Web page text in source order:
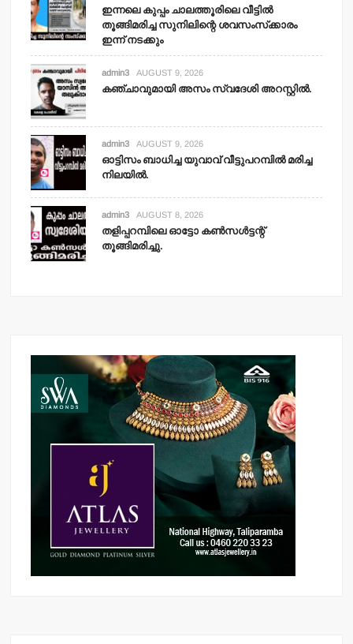
ഇന്നലെ കുപ്പം ചാലത്തൂരിലെ വീട്ടില്‍
തൂങ്ങിമരിച്ച സുനിലിന്റെ ശവസംസ്‌ക്കാരം
ഇന്ന് നടക്കും
admin3 AUGUST 9, 2026
കഞ്ചാവുമായി അസം സ്വദേശി അറസ്റ്റില്‍.
admin3 AUGUST 9, 2026
ഓട്ടിസം ബാധിച്ച യുവാവ് വീട്ടുപറമ്പില്‍ മരിച്ച
നിലയില്‍.
admin3 AUGUST 8, 2026
തളിപ്പറമ്പിലെ ഓട്ടോ കണ്‍സള്‍ട്ടന്റ്
തൂങ്ങിമരിച്ചു.